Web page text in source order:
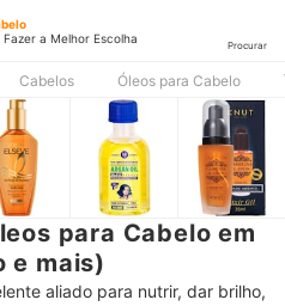
Fazer a Melhor Escolha
Procurar
Cabelos Óleos para Cabelo
para Cabelo em
e mais)
aliado para nutrir, dar brilho,